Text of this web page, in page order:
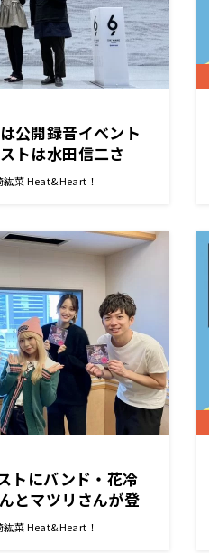
公開録音イベント
トは水田信二さ
あなたの２０２４
ン・山崎紘菜
紘菜 Heat&Heart！
トにバンド・花冷
とマツリさんが登
ない？！マツリさん
！公開録音イベント
紘菜 Heat&Heart！